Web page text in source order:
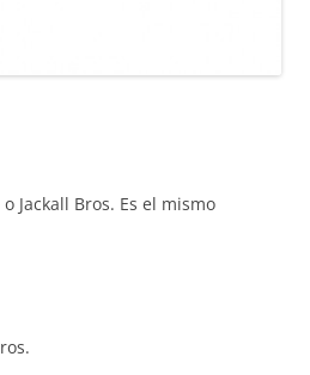
Jackall Bros. Es el mismo